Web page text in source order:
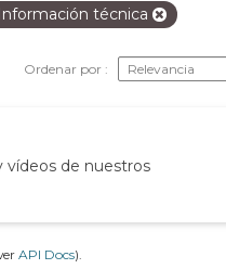
Información técnica
Ordenar por
vídeos de nuestros
API Docs).